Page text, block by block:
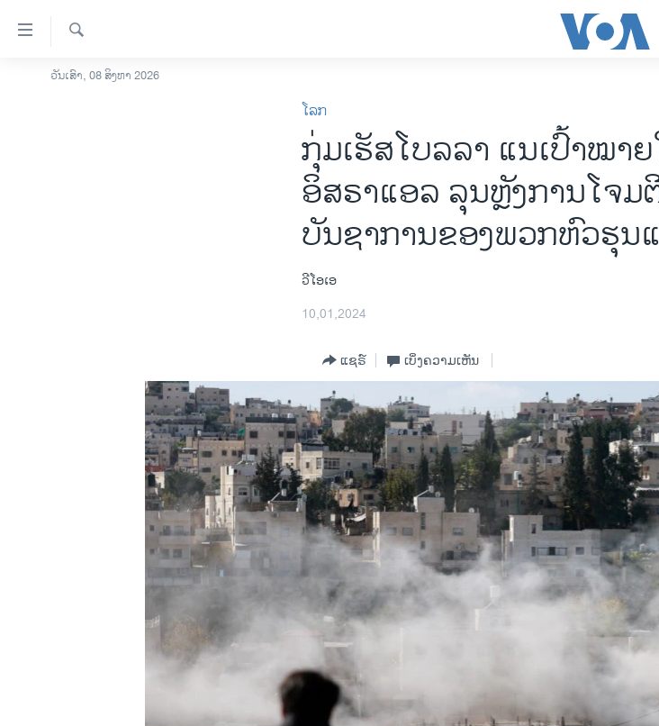
ລິ້ງ
ສຳຫລັບ
ໂຮມເພຈ
ວິທະຍາສາດ-ເທັກໂນໂລຈີ
ຄົ້ນຫາ
ວັນເສົາ, 08 ສິງຫາ 2026
ໂລກ
ກຸ່ມເຮັສໂບລລາ ແນເປົ້າໝາ
ອິສຣາແອລ ລຸນຫຼັງການໂຈມ
ບັນຊາການຂອງພວກຫົວຮຸນ
ວີໂອເອ
10,01,2024
ແຊຣ໌ ເບິ່ງຄວາມເຫັນ